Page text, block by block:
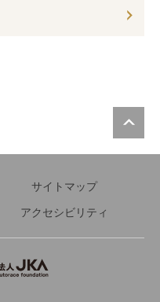
サイトマップ
アクセシビリティ